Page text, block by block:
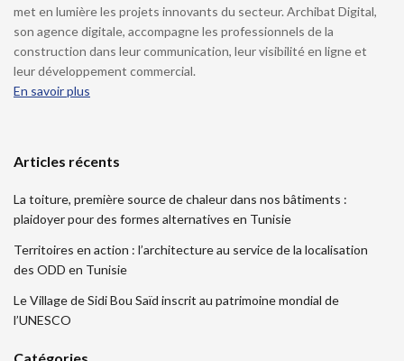
met en lumière les projets innovants du secteur. Archibat Digital,
son agence digitale, accompagne les professionnels de la
construction dans leur communication, leur visibilité en ligne et
leur développement commercial.
En savoir plus
Articles récents
La toiture, première source de chaleur dans nos bâtiments :
plaidoyer pour des formes alternatives en Tunisie
Territoires en action : l’architecture au service de la localisation
des ODD en Tunisie
Le Village de Sidi Bou Saïd inscrit au patrimoine mondial de
l’UNESCO